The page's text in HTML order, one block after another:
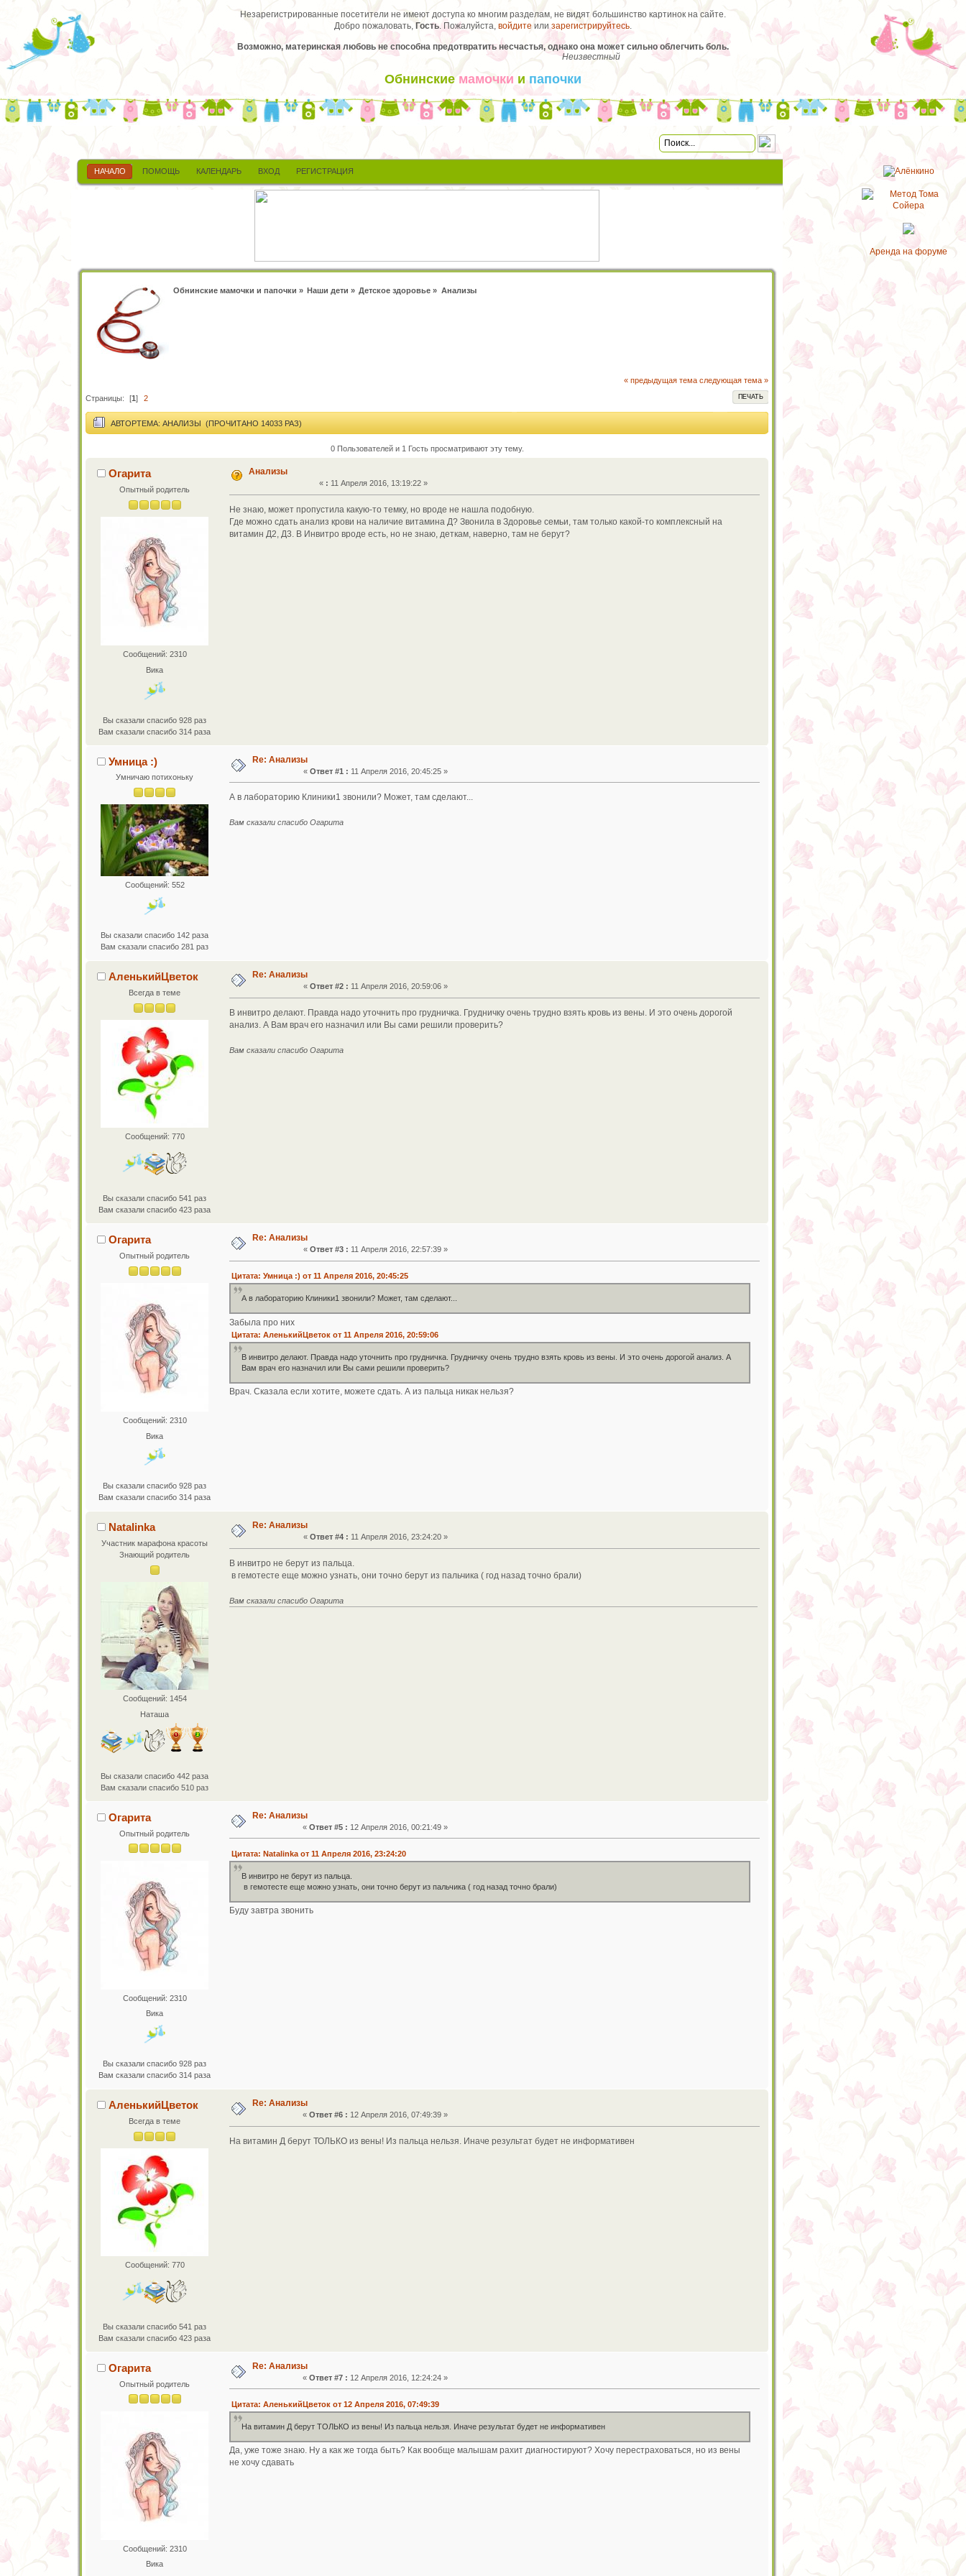
Незарегистрированные посетители не имеют доступа ко многим разделам, не видят большинство картинок на сайте.
Добро пожаловать, Гость. Пожалуйста, войдите илизарегистрируйтесь.
Возможно, материнская любовь не способна предотвратить несчастья, однако она может сильно облегчить боль.
Неизвестный
Обнинские мамочки ипапочки
НАЧАЛО ПОМОЩЬ КАЛЕНДАРЬ ВХОД РЕГИСТРАЦИЯ
Обнинские мамочки и папочки » Наши дети » Детское здоровье » Анализы
« предыдущая тема следующая тема »
ПЕЧАТЬ
Страницы: [1] 2
АВТОРТЕМА: АНАЛИЗЫ (ПРОЧИТАНО 14033 РАЗ)
0 Пользователей и 1 Гость просматривают эту тему.
Огарита
Опытный родитель
Сообщений: 2310
Вика
Вы сказали спасибо 928 раз
Вам сказали спасибо 314 раза
Анализы
« : 11 Апреля 2016, 13:19:22 »
Не знаю, может пропустила какую-то темку, но вроде не нашла подобную.
Где можно сдать анализ крови на наличие витамина Д? Звонила в Здоровье семьи, там только какой-то комплексный на
витамин Д2, Д3. В Инвитро вроде есть, но не знаю, деткам, наверно, там не берут?
Умница :)
Умничаю потихоньку
Сообщений: 552
Вы сказали спасибо 142 раза
Вам сказали спасибо 281 раз
Re: Анализы
« Ответ #1 : 11 Апреля 2016, 20:45:25 »
А в лабораторию Клиники1 звонили? Может, там сделают...
Вам сказали спасибо Огарита
АленькийЦветок
Всегда в теме
Сообщений: 770
Вы сказали спасибо 541 раз
Вам сказали спасибо 423 раза
Re: Анализы
« Ответ #2 : 11 Апреля 2016, 20:59:06 »
В инвитро делают. Правда надо уточнить про грудничка. Грудничку очень трудно взять кровь из вены. И это очень дорогой
анализ. А Вам врач его назначил или Вы сами решили проверить?
Вам сказали спасибо Огарита
Огарита
Опытный родитель
Сообщений: 2310
Вика
Вы сказали спасибо 928 раз
Вам сказали спасибо 314 раза
Re: Анализы
« Ответ #3 : 11 Апреля 2016, 22:57:39 »
Цитата: Умница :) от 11 Апреля 2016, 20:45:25
А в лабораторию Клиники1 звонили? Может, там сделают...
Забыла про них
Цитата: АленькийЦветок от 11 Апреля 2016, 20:59:06
В инвитро делают. Правда надо уточнить про грудничка. Грудничку очень трудно взять кровь из вены. И это очень дорогой анализ. А
Вам врач его назначил или Вы сами решили проверить?
Врач. Сказала если хотите, можете сдать. А из пальца никак нельзя?
Natalinka
Участник марафона красоты
Знающий родитель
Сообщений: 1454
Наташа
Вы сказали спасибо 442 раза
Вам сказали спасибо 510 раз
Re: Анализы
« Ответ #4 : 11 Апреля 2016, 23:24:20 »
В инвитро не берут из пальца.
в гемотесте еще можно узнать, они точно берут из пальчика ( год назад точно брали)
Вам сказали спасибо Огарита
Огарита
Опытный родитель
Сообщений: 2310
Вика
Вы сказали спасибо 928 раз
Вам сказали спасибо 314 раза
Re: Анализы
«Ответ #5 : 12 Апреля 2016, 00:21:49 »
Цитата: Natalinka от 11 Апреля 2016, 23:24:20
В инвитро не берут из пальца.
в гемотесте еще можно узнать, они точно берут из пальчика ( год назад точно брали)
Буду завтра звонить
АленькийЦветок
Всегда в теме
Сообщений: 770
Вы сказали спасибо 541 раз
Вам сказали спасибо 423 раза
Re: Анализы
«Ответ #6 : 12 Апреля 2016, 07:49:39 »
На витамин Д берут ТОЛЬКО из вены! Из пальца нельзя. Иначе результат будет не информативен
Огарита
Опытный родитель
Сообщений: 2310
Вика
Re: Анализы
«Ответ #7 : 12 Апреля 2016, 12:24:24 »
Цитата: АленькийЦветок от 12 Апреля 2016, 07:49:39
На витамин Д берут ТОЛЬКО из вены! Из пальца нельзя. Иначе результат будет не информативен
Да, уже тоже знаю. Ну а как же тогда быть? Как вообще малышам рахит диагностируют? Хочу перестраховаться, но из вены
не хочу сдавать
Аренда на форуме